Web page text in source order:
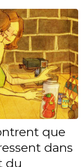
que
dans
du